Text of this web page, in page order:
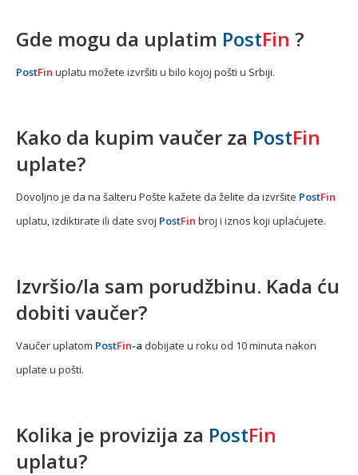
Gde mogu da uplatim PostFin ?
PostFin uplatu možete izvršiti u bilo kojoj pošti u Srbiji.
Kako da kupim vaučer za PostFin
uplate?
Dovoljno je da na šalteru Pošte kažete da želite da izvršite PostFin
uplatu, izdiktirate ili date svoj PostFin broj i iznos koji uplaćujete.
Izvršio/la sam porudžbinu. Kada ću
dobiti vaučer?
Vaučer uplatom PostFin-a dobijate u roku od 10 minuta nakon
uplate u pošti.
Kolika je provizija za PostFin
uplatu?